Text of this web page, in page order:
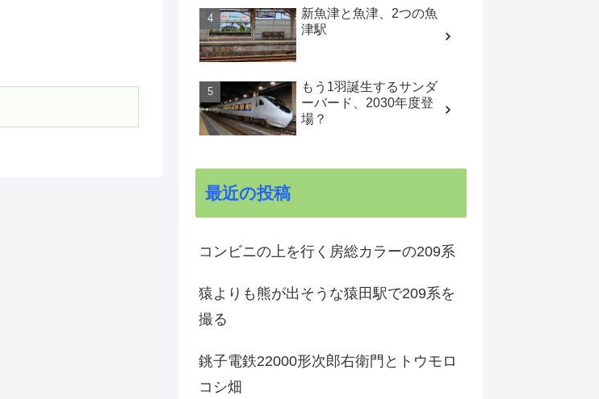
新魚津と魚津、2つの魚
津駅
もう1羽誕生するサンダ
ーバード、2030年度登
場？
最近の投稿
コンビニの上を行く房総カラーの209系
猿よりも熊が出そうな猿田駅で209系を
撮る
銚子電鉄22000形次郎右衛門とトウモロ
コシ畑